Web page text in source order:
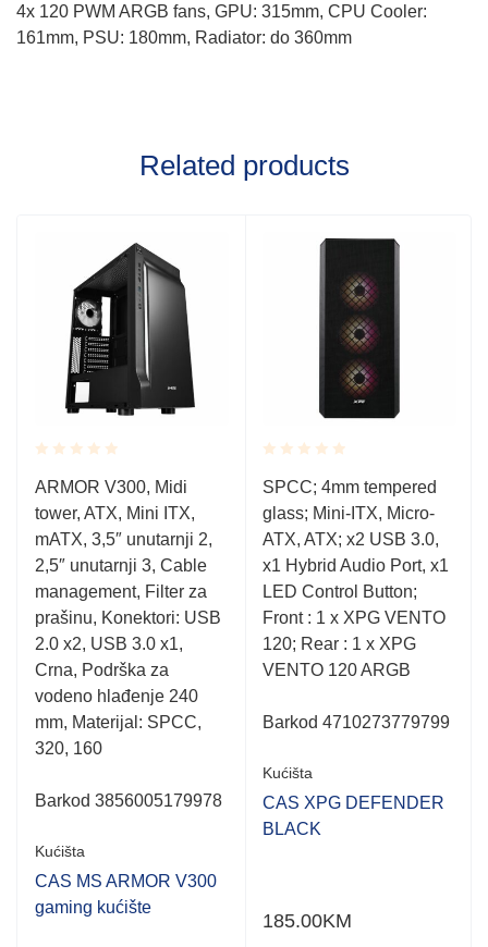
4x 120 PWM ARGB fans, GPU: 315mm, CPU Cooler:
161mm, PSU: 180mm, Radiator: do 360mm
Related products
Rated
0.001
out
5
ARMOR V300, Midi
tower, ATX, Mini ITX,
mATX, 3,5″ unutarnji 2,
2,5″ unutarnji 3, Cable
management, Filter za
prašinu, Konektori: USB
2.0 x2, USB 3.0 x1,
Crna, Podrška za
vodeno hlađenje 240
mm, Materijal: SPCC,
320, 160
Barkod 3856005179978
Kućišta
CAS MS ARMOR V300
gaming kućište
Rated
0.001
out
of
5
SPCC; 4mm tempered
glass; Mini-ITX, Micro-
ATX, ATX; x2 USB 3.0,
x1 Hybrid Audio Port, x1
LED Control Button;
Front : 1 x XPG VENTO
120; Rear : 1 x XPG
VENTO 120 ARGB
Barkod 4710273779799
Kućišta
CAS XPG DEFENDER
BLACK
185.00KM